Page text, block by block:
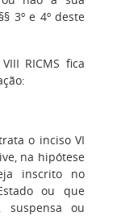
3º e 4º deste
RICMS fica
o inciso VI
na hipótese
inscrito no
ou que
suspensa ou